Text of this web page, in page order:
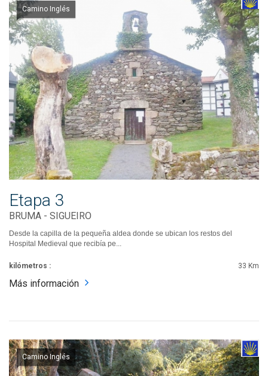
Camino Inglés
Etapa 3
BRUMA - SIGUEIRO
Desde la capilla de la pequeña aldea donde se ubican los restos del
Hospital Medieval que recibía pe...
kilómetros : 33 Km
Más información
Camino Inglés